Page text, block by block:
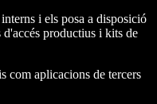
i els posa a disposició
d'accés productius i kits de
com aplicacions de tercers